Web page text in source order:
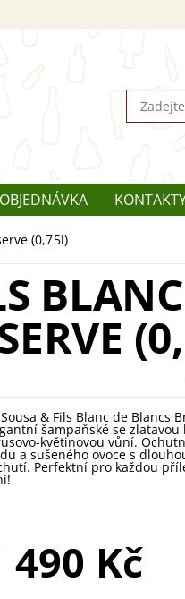
(0,75l)
& Fils Blanc de Blancs
šampaňské se zlatavou
květinovou vůní.
a sušeného ovoce s
Perfektní pro každou
490 Kč